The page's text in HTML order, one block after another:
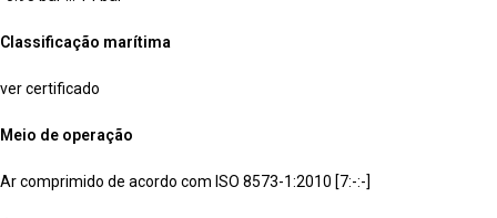
Classificação marítima
ver certificado
Meio de operação
Ar comprimido de acordo com ISO 8573-1:2010 [7:-:-]